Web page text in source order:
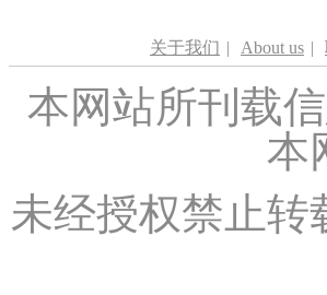
关于我们 | About us |
本网站所刊载
本
未经授权禁止转